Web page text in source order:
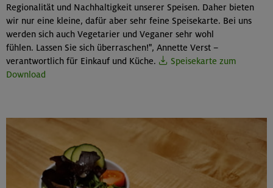
Regionalität und Nachhaltigkeit unserer Speisen. Daher bieten
wir nur eine kleine, dafür aber sehr feine Speisekarte. Bei uns
werden sich auch Vegetarier und Veganer sehr wohl
fühlen. Lassen Sie sich überraschen!", Annette Verst –
verantwortlich für Einkauf und Küche.
Speisekarte zum
Download